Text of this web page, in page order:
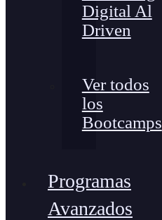
Digital Al
Driven
Ver todos
los
Bootcamps
Programas
Avanzados